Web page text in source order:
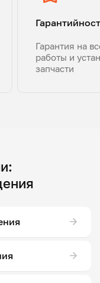
Гарантия на
работы и
запчасти